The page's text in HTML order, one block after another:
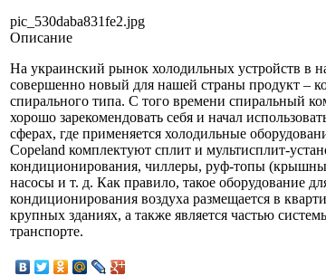
pic_530daba831fe2.jpg
Описание
На украинский рынок холодильных устройств в
совершенно новый для нашей страны продукт –
спирального типа. С того времени спиральный
хорошо зарекомендовать себя и начал
сферах, где применяется холодильные
Сopeland комплектуют сплит и мультисплит-
кондиционирования, чиллеры, руф-топы
насосы и т. д. Как правило, такое оборудование
кондиционирования воздуха размещается в
крупных зданиях, а также является частью
транспорте.